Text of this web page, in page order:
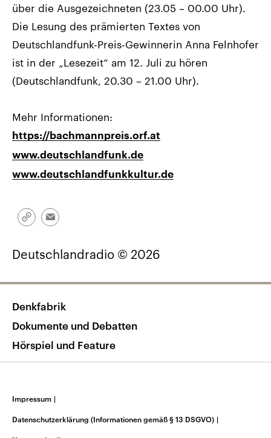
über die Ausgezeichneten (23.05 – 00.00 Uhr).
Die Lesung des prämierten Textes von
Deutschlandfunk-Preis-Gewinnerin Anna Felnhofer
ist in der „Lesezeit“ am 12. Juli zu hören
(Deutschlandfunk, 20.30 – 21.00 Uhr).
Mehr Informationen:
https://bachmannpreis.orf.at
www.deutschlandfunk.de
www.deutschlandfunkkultur.de
Link
Email
Deutschlandradio © 2026
Denkfabrik
Dokumente und Debatten
Hörspiel und Feature
Impressum |
Datenschutzerklärung (Informationen gemäß § 13 DSGVO) |